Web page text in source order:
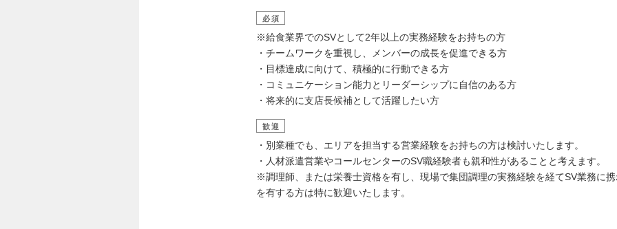
必須
※給食業界でのSVとして2年以上の実務経験をお持ちの方
・チームワークを重視し、メンバーの成長を促進できる方
・目標達成に向けて、積極的に行動できる方
・コミュニケーション能力とリーダーシップに自信のある方
・将来的に支店長候補として活躍したい方
歓迎
・別業種でも、エリアを担当する営業経験をお持ちの方は検討いたします。
・人材派遣営業やコールセンターのSV職経験者も親和性があることと考えます。
※調理師、または栄養士資格を有し、現場で集団調理の実務経験を経てSV業務に
を有する方は特に歓迎いたします。